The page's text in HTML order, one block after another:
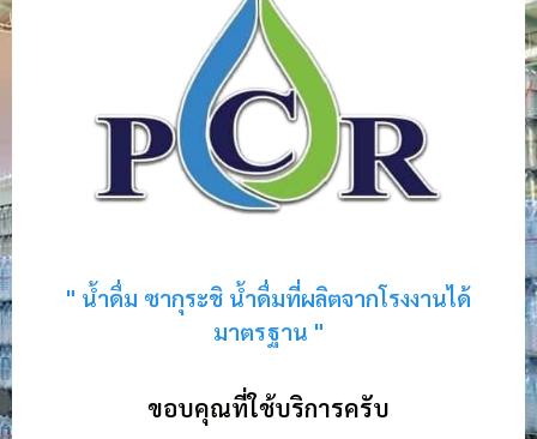
" น้ำดื่ม ซากุระชิ น้ำดื่มที่ผลิตจากโรงงานได้
มาตรฐาน "
ขอบคุณที่ใช้บริการครับ